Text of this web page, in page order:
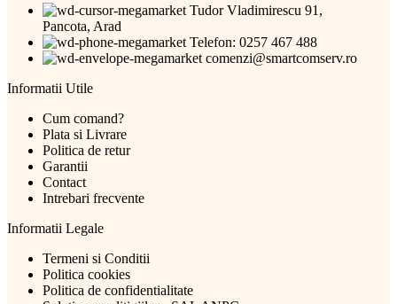
Tudor Vladimirescu 91,
Pancota, Arad
Telefon: 0257 467 488
comenzi@smartcomserv.ro
Informatii Utile
Cum comand?
Plata si Livrare
Politica de retur
Garantii
Contact
Intrebari frecvente
Informatii Legale
Termeni si Conditii
Politica cookies
Politica de confidentialitate